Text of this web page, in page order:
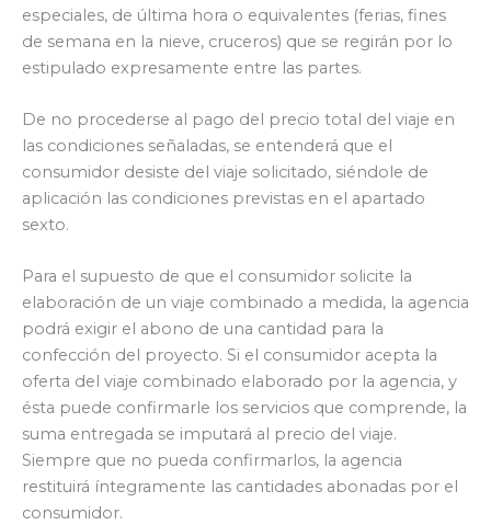
especiales, de última hora o equivalentes (ferias, fines
de semana en la nieve, cruceros) que se regirán por lo
estipulado expresamente entre las partes.
De no procederse al pago del precio total del viaje en
las condiciones señaladas, se entenderá que el
consumidor desiste del viaje solicitado, siéndole de
aplicación las condiciones previstas en el apartado
sexto.
Para el supuesto de que el consumidor solicite la
elaboración de un viaje combinado a medida, la agencia
podrá exigir el abono de una cantidad para la
confección del proyecto. Si el consumidor acepta la
oferta del viaje combinado elaborado por la agencia, y
ésta puede confirmarle los servicios que comprende, la
suma entregada se imputará al precio del viaje.
Siempre que no pueda confirmarlos, la agencia
restituirá íntegramente las cantidades abonadas por el
consumidor.